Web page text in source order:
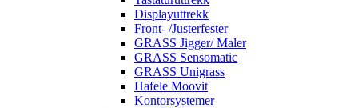
Displayuttrekk
Front- /Justerfester
GRASS Jigger/ Maler
GRASS Sensomatic
GRASS Unigrass
Hafele Moovit
Kontorsystemer